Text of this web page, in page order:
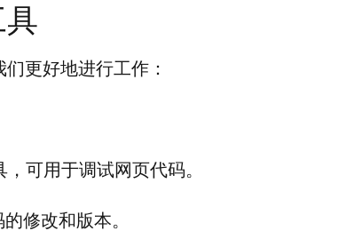
更好地进行工作：
可用于调试网页代码。
修改和版本。